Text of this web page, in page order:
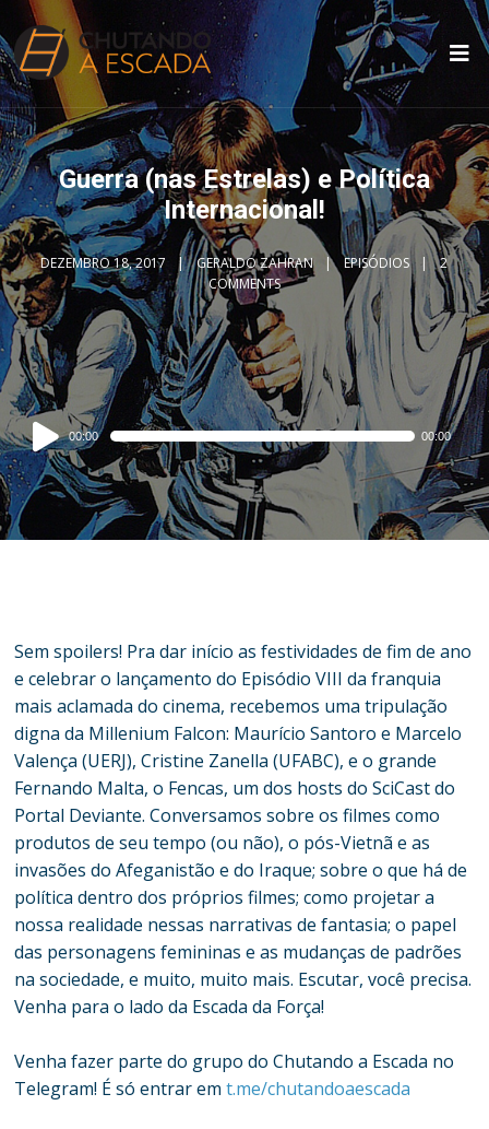
Guerra (nas Estrelas) e Política
Internacional!
DEZEMBRO 18, 2017 GERALDO ZAHRAN EPISÓDIOS
2
COMMENTS
Audio
Player
00:00 00:00
Sem spoilers! Pra dar início as festividades de fim de ano
e celebrar o lançamento do Episódio VIII da franquia
mais aclamada do cinema, recebemos uma tripulação
digna da Millenium Falcon: Maurício Santoro e Marcelo
Valença (UERJ), Cristine Zanella (UFABC), e o grande
Fernando Malta, o Fencas, um dos hosts do SciCast do
Portal Deviante. Conversamos sobre os filmes como
produtos de seu tempo (ou não), o pós-Vietnã e as
invasões do Afeganistão e do Iraque; sobre o que há de
política dentro dos próprios filmes; como projetar a
nossa realidade nessas narrativas de fantasia; o papel
das personagens femininas e as mudanças de padrões
na sociedade, e muito, muito mais. Escutar, você precisa.
Venha para o lado da Escada da Força!
Venha fazer parte do grupo do Chutando a Escada no
Telegram! É só entrar emt.me/chutandoaescada